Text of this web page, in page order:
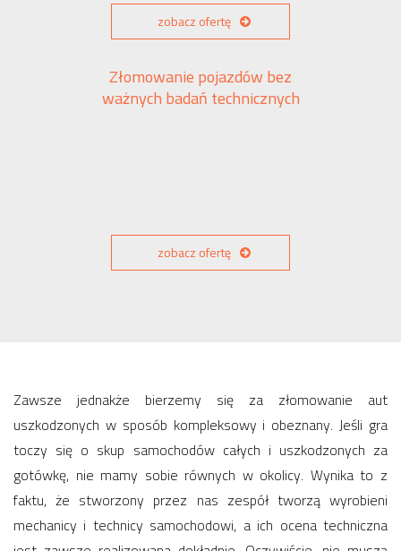
zobacz ofertę
Złomowanie pojazdów bez
ważnych badań technicznych
zobacz ofertę
Zawsze jednakże bierzemy się za złomowanie aut
uszkodzonych w sposób kompleksowy i obeznany. Jeśli gra
toczy się o skup samochodów całych i uszkodzonych za
gotówkę, nie mamy sobie równych w okolicy. Wynika to z
faktu, że stworzony przez nas zespół tworzą wyrobieni
mechanicy i technicy samochodowi, a ich ocena techniczna